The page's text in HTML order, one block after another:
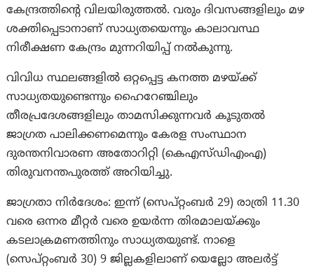
കേന്ദ്രത്തിന്‍റെ വിലയിരുത്തല്‍. വരും ദിവസങ്ങളിലും മഴ
ശക്തിപ്പെടാനാണ് സാധ്യതയെന്നും കാലാവസ്ഥ
നിരീക്ഷണ കേന്ദ്രം മുന്നറിയിപ്പ് നല്‍കുന്നു.
വിവിധ സ്ഥലങ്ങളിൽ ഒറ്റപ്പെട്ട കനത്ത മഴയ്ക്ക്
സാധ്യതയുണ്ടെന്നും ഹൈറേഞ്ചിലും
തീരപ്രദേശങ്ങളിലും താമസിക്കുന്നവർ കൂടുതൽ
ജാഗ്രത പാലിക്കണമെന്നും കേരള സംസ്ഥാന
ദുരന്തനിവാരണ അതോറിറ്റി (കെഎസ്ഡിഎംഎ)
തിരുവനന്തപുരത്ത് അറിയിച്ചു.
ജാഗ്രതാ നിര്‍ദേശം: ഇന്ന് (സെപ്‌റ്റംബര്‍ 29) രാത്രി 11.30
വരെ ഒന്നര മീറ്റര്‍ വരെ ഉയര്‍ന്ന തിരമാലയ്ക്കും‌
കടലാക്രമണത്തിനും സാധ്യതയുണ്ട്. നാളെ
(സെപ്‌റ്റംബര്‍ 30) 9 ജില്ലകളിലാണ് യെല്ലോ അലര്‍ട്ട്